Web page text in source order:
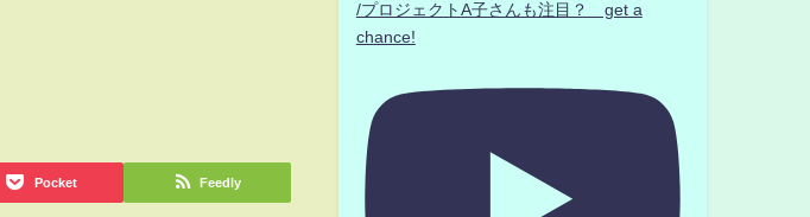
Pocket Feedly
/プロジェクトA子さんも注目？ get a
chance!